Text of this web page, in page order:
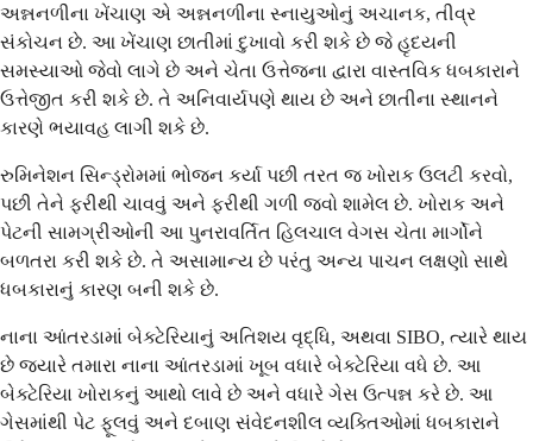
અન્નનળીના ખેંચાણ એ અન્નનળીના સ્નાયુઓનું અચાનક, તીવ્ર
સંકોચન છે. આ ખેંચાણ છાતીમાં દુખાવો કરી શકે છે જે હૃદયની
સમસ્યાઓ જેવો લાગે છે અને ચેતા ઉત્તેજના દ્વારા વાસ્તવિક ધબકારાને
ઉત્તેજીત કરી શકે છે. તે અનિવાર્યપણે થાય છે અને છાતીના સ્થાનને
કારણે ભયાવહ લાગી શકે છે.
રુમિનેશન સિન્ડ્રોમમાં ભોજન કર્યા પછી તરત જ ખોરાક ઉલટી કરવો,
પછી તેને ફરીથી ચાવવું અને ફરીથી ગળી જવો શામેલ છે. ખોરાક અને
પેટની સામગ્રીઓની આ પુનરાવર્તિત હિલચાલ વેગસ ચેતા માર્ગોને
બળતરા કરી શકે છે. તે અસામાન્ય છે પરંતુ અન્ય પાચન લક્ષણો સાથે
ધબકારાનું કારણ બની શકે છે.
નાના આંતરડામાં બેક્ટેરિયાનું અતિશય વૃદ્ધિ, અથવા SIBO, ત્યારે થાય
છે જ્યારે તમારા નાના આંતરડામાં ખૂબ વધારે બેક્ટેરિયા વધે છે. આ
બેક્ટેરિયા ખોરાકનું આથો લાવે છે અને વધારે ગેસ ઉત્પન્ન કરે છે. આ
ગેસમાંથી પેટ ફૂલવું અને દબાણ સંવેદનશીલ વ્યક્તિઓમાં ધબકારાને